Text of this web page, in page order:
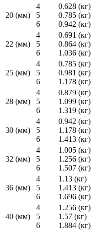
20 (мм)
4
5
6
0.628 (кг)
0.785 (кг)
0.942 (кг)
22 (мм)
4
5
6
0.691 (кг)
0.864 (кг)
1.036 (кг)
25 (мм)
4
5
6
0.785 (кг)
0.981 (кг)
1.178 (кг)
28 (мм)
4
5
6
0.879 (кг)
1.099 (кг)
1.319 (кг)
30 (мм)
4
5
6
0.942 (кг)
1.178 (кг)
1.413 (кг)
32 (мм)
4
5
6
1.005 (кг)
1.256 (кг)
1.507 (кг)
36 (мм)
4
5
6
1.13 (кг)
1.413 (кг)
1.696 (кг)
40 (мм)
4
5
6
1.256 (кг)
1.57 (кг)
1.884 (кг)